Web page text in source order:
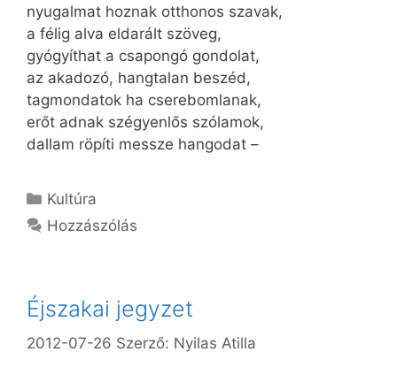
nyugalmat hoznak otthonos szavak,
a félig alva eldarált szöveg,
gyógyíthat a csapongó gondolat,
az akadozó, hangtalan beszéd,
tagmondatok ha cserebomlanak,
erőt adnak szégyenlős szólamok,
dallam röpíti messze hangodat –
Kategória
Kultúra
Hozzászólás
Éjszakai jegyzet
2012-07-26 Szerző: Nyilas Atilla